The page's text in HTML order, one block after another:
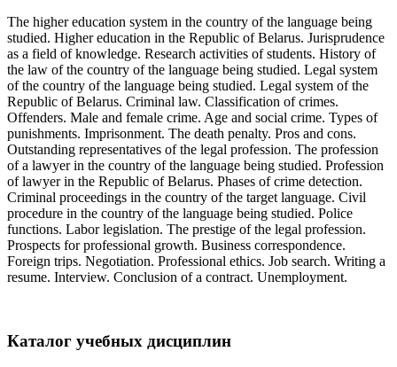
The higher education system in the country of the language being
studied. Higher education in the Republic of Belarus. Jurisprudence
as a field of knowledge. Research activities of students. History of
the law of the country of the language being studied. Legal system
of the country of the language being studied. Legal system of the
Republic of Belarus. Criminal law. Classification of crimes.
Offenders. Male and female crime. Age and social crime. Types of
punishments. Imprisonment. The death penalty. Pros and cons.
Outstanding representatives of the legal profession. The profession
of a lawyer in the country of the language being studied. Profession
of lawyer in the Republic of Belarus. Phases of crime detection.
Criminal proceedings in the country of the target language. Civil
procedure in the country of the language being studied. Police
functions. Labor legislation. The prestige of the legal profession.
Prospects for professional growth. Business correspondence.
Foreign trips. Negotiation. Professional ethics. Job search. Writing a
resume. Interview. Conclusion of a contract. Unemployment.
Каталог учебных дисциплин